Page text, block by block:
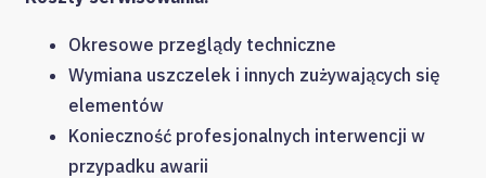
Okresowe przeglądy techniczne
Wymiana uszczelek i innych zużywających się
elementów
Konieczność profesjonalnych interwencji w
przypadku awarii